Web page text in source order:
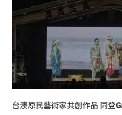
台澳原民藝術家共創作品 同登